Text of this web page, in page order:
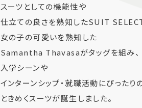
スーツとしての機能性や
仕立ての良さを熟知したSUIT SELECT
女の子の可愛いを熟知した
Samantha Thavasaがタッグを組み、
入学シーンや
インターンシップ・就職活動にぴったり
ときめくスーツが誕生しました。